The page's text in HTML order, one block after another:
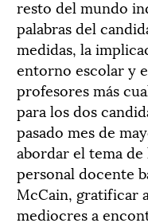
resto del mundo
palabras del
medidas, la
entorno escolar y
profesores más
para los dos
pasado mes de
abordar el tema
personal docente
McCain, gratificar
mediocres a